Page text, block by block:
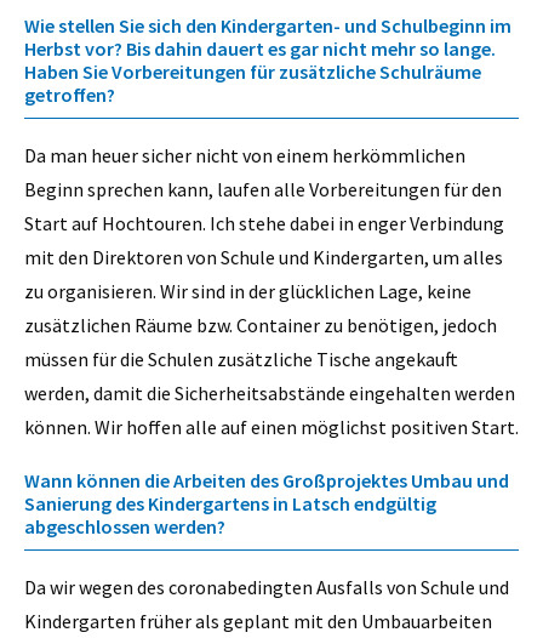
Wie stellen Sie sich den Kindergarten- und Schulbeginn im
Herbst vor? Bis dahin dauert es gar nicht mehr so lange.
Haben Sie Vorbereitungen für zusätzliche Schulräume
getroffen?
Da man heuer sicher nicht von einem herkömmlichen
Beginn sprechen kann, laufen alle Vorbereitungen für den
Start auf Hochtouren. Ich stehe dabei in enger Verbindung
mit den Direktoren von Schule und Kindergarten, um alles
zu organisieren. Wir sind in der glücklichen Lage, keine
zusätzlichen Räume bzw. Container zu benötigen, jedoch
müssen für die Schulen zusätzliche Tische angekauft
werden, damit die Sicherheitsabstände eingehalten werden
können. Wir hoffen alle auf einen möglichst positiven Start.
Wann können die Arbeiten des Großprojektes Umbau und
Sanierung des Kindergartens in Latsch endgültig
abgeschlossen werden?
Da wir wegen des coronabedingten Ausfalls von Schule und
Kindergarten früher als geplant mit den Umbauarbeiten